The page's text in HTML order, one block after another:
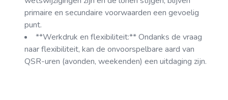
primaire en secundaire voorwaarden een gevoelig
punt.
**Werkdruk en flexibiliteit:** Ondanks de vraag
naar flexibiliteit, kan de onvoorspelbare aard van
QSR-uren (avonden, weekenden) een uitdaging zijn.